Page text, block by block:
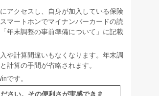
アクセスし、自身が加入している保険
マートホンでマイナンバーカードの読
年末調整の事前準備について」に記載
や計算間違いもなくなります。年末調
計算の手間が省略されます。
です。
さい。その便利さが実感できま